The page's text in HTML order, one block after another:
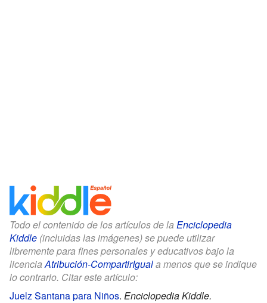
Todo el contenido de los artículos de la Enciclopedia
Kiddle (incluidas las imágenes) se puede utilizar
libremente para fines personales y educativos bajo la
licenciaAtribución-CompartirIguala menos que se indique
lo contrario. Citar este artículo:
Juelz Santana para Niños. Enciclopedia Kiddle.